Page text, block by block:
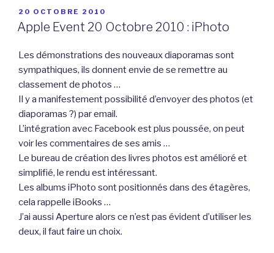
PUBLIÉ
LE
20 OCTOBRE 2010
Apple Event 20 Octobre 2010 : iPhoto
Les démonstrations des nouveaux diaporamas sont
sympathiques, ils donnent envie de se remettre au
classement de photos …
Il y a manifestement possibilité d’envoyer des photos (et
diaporamas ?) par email.
L’intégration avec Facebook est plus poussée, on peut
voir les commentaires de ses amis …
Le bureau de création des livres photos est amélioré et
simplifié, le rendu est intéressant.
Les albums iPhoto sont positionnés dans des étagères,
cela rappelle iBooks …
J’ai aussi Aperture alors ce n’est pas évident d’utiliser les
deux, il faut faire un choix.